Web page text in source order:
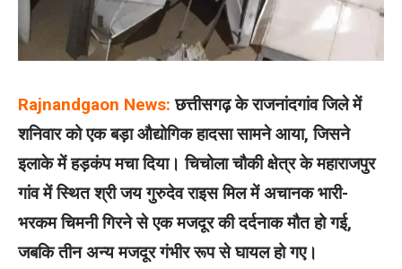
Rajnandgaon News:छत्तीसगढ़ के राजनांदगांव जिले में
शनिवार को एक बड़ा औद्योगिक हादसा सामने आया, जिसने
इलाके में हड़कंप मचा दिया। चिचोला चौकी क्षेत्र के महाराजपुर
गांव में स्थित श्री जय गुरुदेव राइस मिल में अचानक भारी-
भरकम चिमनी गिरने से एक मजदूर की दर्दनाक मौत हो गई,
जबकि तीन अन्य मजदूर गंभीर रूप से घायल हो गए।